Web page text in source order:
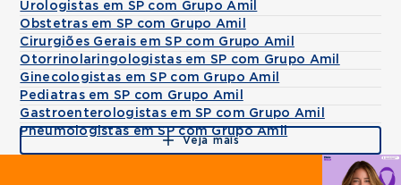
Urologistas em SP com Grupo Amil
Obstetras em SP com Grupo Amil
Cirurgiões Gerais em SP com Grupo Amil
Otorrinolaringologistas em SP com Grupo Amil
Ginecologistas em SP com Grupo Amil
Pediatras em SP com Grupo Amil
Gastroenterologistas em SP com Grupo Amil
Pneumologistas em SP com Grupo Amil
Veja mais
Agende